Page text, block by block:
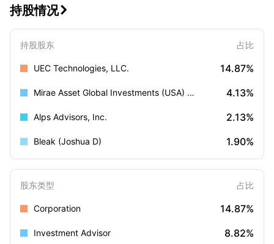
持股情况
持股股东 占比
UEC Technologies, LLC. 14.87%
Mirae Asset Global Investments (USA) LLC 4.13%
Alps Advisors, Inc. 2.13%
Bleak (Joshua D) 1.90%
股东类型 占比
Corporation 14.87%
Investment Advisor 8.82%